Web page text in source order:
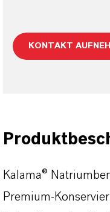
KONTAKT
Kalama®
Premium-